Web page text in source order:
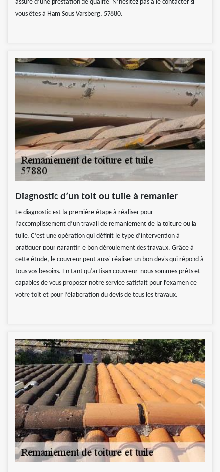
assuré d’une prestation de qualité. N’hésitez pas à le contacter si
vous êtes à Ham Sous Varsberg, 57880.
Diagnostic d’un toit ou tuile à remanier
Le diagnostic est la première étape à réaliser pour
l’accomplissement d’un travail de remaniement de la toiture ou la
tuile. C’est une opération qui définit le type d’intervention à
pratiquer pour garantir le bon déroulement des travaux. Grâce à
cette étude, le couvreur peut aussi réaliser un bon devis qui répond à
tous vos besoins. En tant qu’artisan couvreur, nous sommes prêts et
capables de vous proposer notre service satisfait pour l’examen de
votre toit et pour l’élaboration du devis de tous les travaux.